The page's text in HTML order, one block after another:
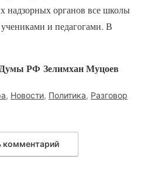
надзорных органов все школы
и педагогами. В
Думы РФ Зелимхан Муцоев
, Новости, Политика, Разговор
комментарий